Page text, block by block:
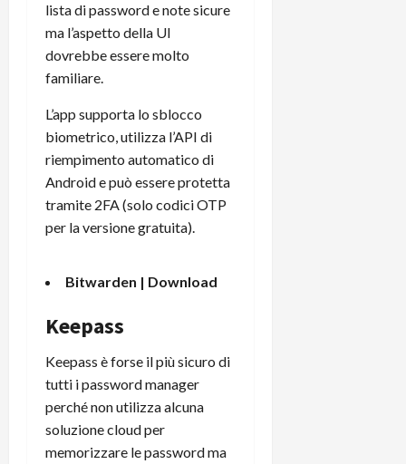
lista di password e note sicure
ma l’aspetto della UI
dovrebbe essere molto
familiare.
L’app supporta lo sblocco
biometrico, utilizza l’API di
riempimento automatico di
Android e può essere protetta
tramite 2FA (solo codici OTP
per la versione gratuita).
Bitwarden | Download
Keepass
Keepass è forse il più sicuro di
tutti i password manager
perché non utilizza alcuna
soluzione cloud per
memorizzare le password ma